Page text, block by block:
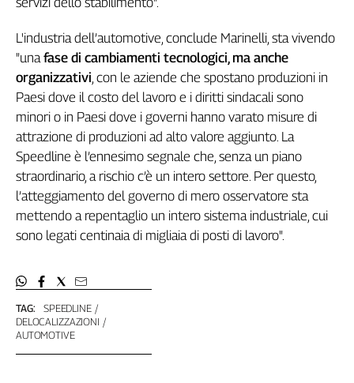
TAG:
SPEEDLINE
DELOCALIZZAZIONI
AUTOMOTIVE
L'industria dell’automotive, conclude Marinelli, sta vivendo
"unafase di cambiamenti tecnologici, ma anche
organizzativi, con le aziende che spostano produzioni in
Paesi dove il costo del lavoro e i diritti sindacali sono
minori o in Paesi dove i governi hanno varato misure di
attrazione di produzioni ad alto valore aggiunto. La
Speedline è l’ennesimo segnale che, senza un piano
straordinario, a rischio c’è un intero settore. Per questo,
l’atteggiamento del governo di mero osservatore sta
mettendo a repentaglio un intero sistema industriale, cui
sono legati centinaia di migliaia di posti di lavoro".